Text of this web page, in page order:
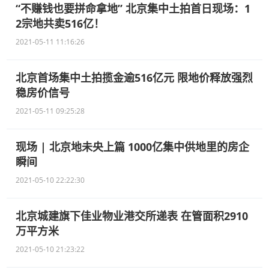
“不赚钱也要拼命拿地” 北京集中土拍首日现场：1
2宗地共卖516亿！
2021-05-11 11:16:26
北京首场集中土拍揽金逾516亿元 限地价释放强烈
稳房价信号
2021-05-11 09:25:28
现场 | 北京地未央上篇 1000亿集中供地里的房企
瞬间
2021-05-10 22:22:30
北京城建旗下佳业物业港交所递表 在管面积2910
万平方米
2021-05-10 21:23:22